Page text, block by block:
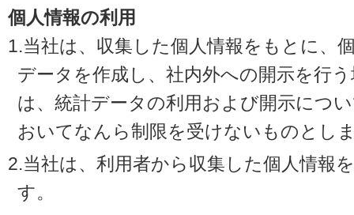
個人情報の利用
1.当社は、収集した個人情報をもとに、
データを作成し、社内外への開示を行
は、統計データの利用および開示につ
おいてなんら制限を受けないものとし
2.当社は、利用者から収集した個人情報
す。